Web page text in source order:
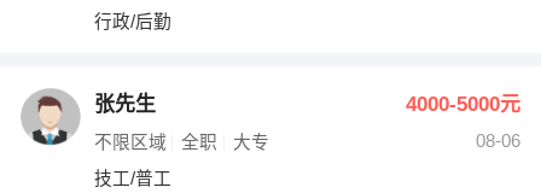
行政/后勤
张先生 4000-5000元
不限区域 全职 大专
08-06
技工/普工